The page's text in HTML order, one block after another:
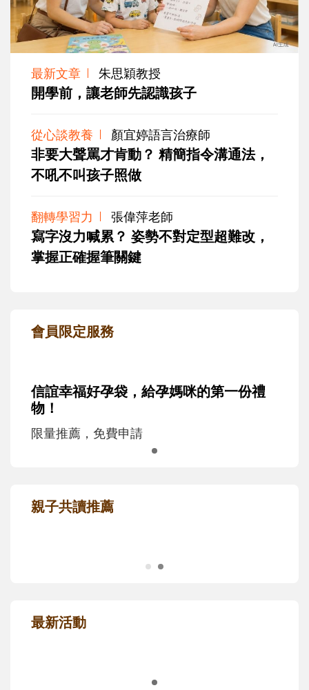
最新文章 朱思穎教授
開學前，讓老師先認識孩子
從心談教養 顏宜婷語言治療師
非要大聲罵才肯動？ 精簡指令溝通法，
不吼不叫孩子照做
翻轉學習力 張偉萍老師
寫字沒力喊累？ 姿勢不對定型超難改，
掌握正確握筆關鍵
會員限定服務